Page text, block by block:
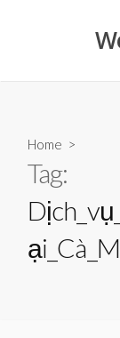
Home >
Tag: